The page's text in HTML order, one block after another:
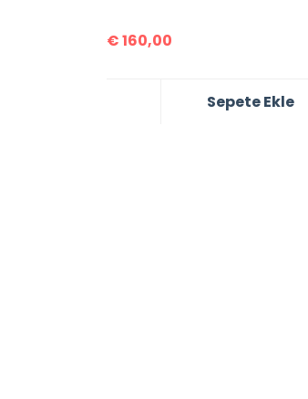
€160,00
Sepete Ekle